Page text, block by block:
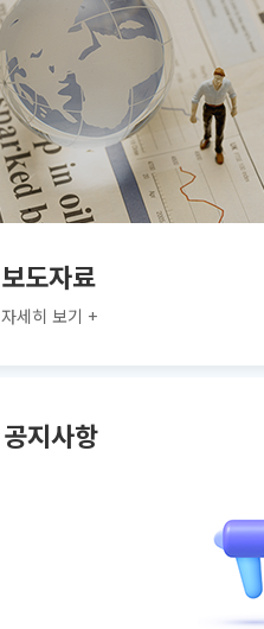
보도자료
자세히 보기 +
공지사항